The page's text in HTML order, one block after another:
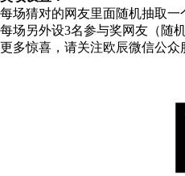
每场猜对的网友里面随机抽取一
每场另外设3名参与奖网友（随
更多惊喜，请关注欧辰微信公众